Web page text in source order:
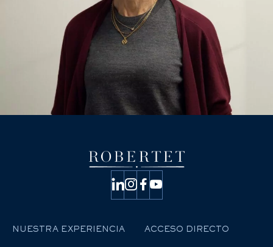
NUESTRA EXPERIENCIA ACCESO DIRECTO